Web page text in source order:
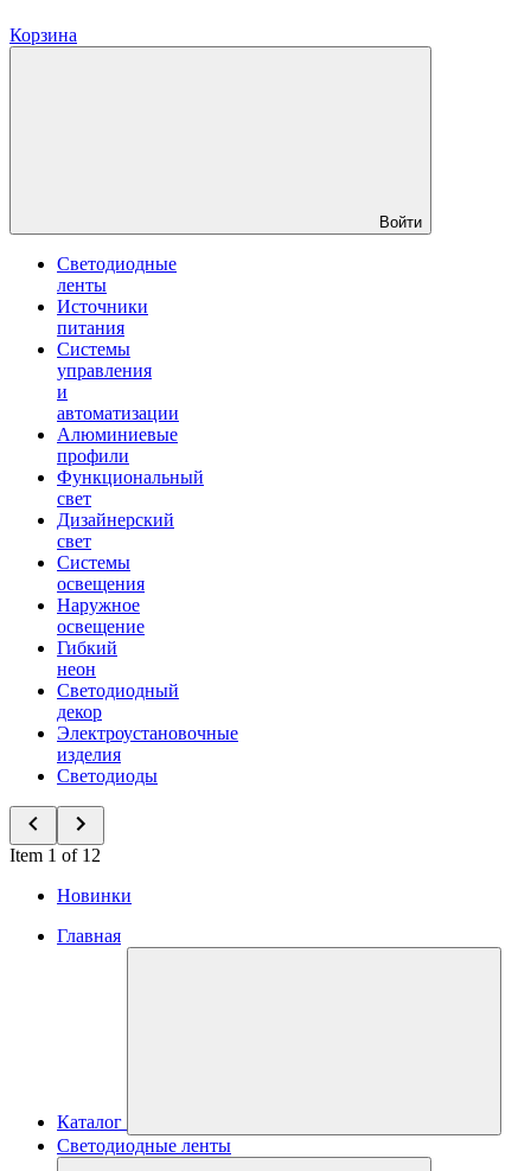
Корзина
Войти
Светодиодные
ленты
Источники
питания
Системы
управления
и
автоматизации
Алюминиевые
профили
Функциональный
свет
Дизайнерский
свет
Системы
освещения
Наружное
освещение
Гибкий
неон
Светодиодный
декор
Электроустановочные
изделия
Светодиоды
Item 1 of 12
Новинки
Главная
Каталог
Светодиодные ленты